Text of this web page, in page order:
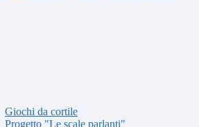
Giochi da cortile
Progetto "Le scale parlanti"